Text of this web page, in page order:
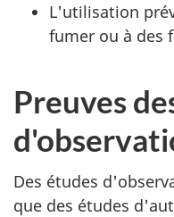
L'utilisation
fumer ou à des
Preuves
Des études
que des études